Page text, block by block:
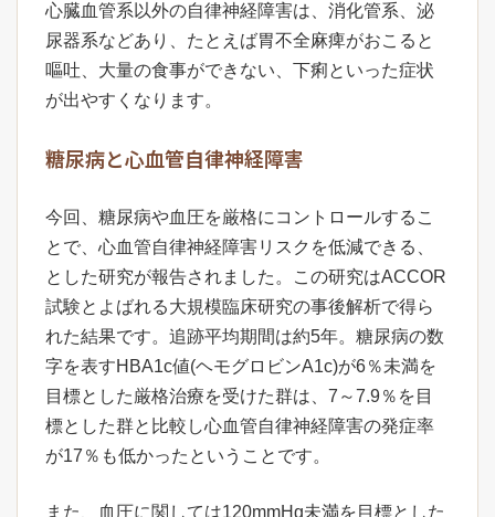
心臓血管系以外の自律神経障害は、消化管系、泌
尿器系などあり、たとえば胃不全麻痺がおこると
嘔吐、大量の食事ができない、下痢といった症状
が出やすくなります。
糖尿病と心血管自律神経障害
今回、糖尿病や血圧を厳格にコントロールするこ
とで、心血管自律神経障害リスクを低減できる、
とした研究が報告されました。この研究はACCOR
試験とよばれる大規模臨床研究の事後解析で得ら
れた結果です。追跡平均期間は約5年。糖尿病の数
字を表すHBA1c値(ヘモグロビンA1c)が6％未満を
目標とした厳格治療を受けた群は、7～7.9％を目
標とした群と比較し心血管自律神経障害の発症率
が17％も低かったということです。
また、血圧に関しては120mmHg未満を目標とした